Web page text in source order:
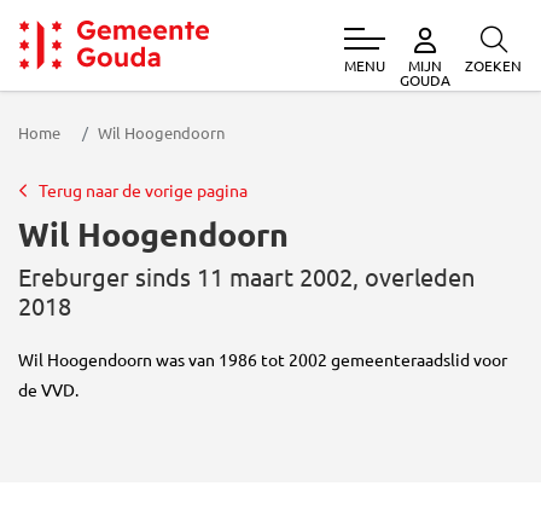
Gemeente Gouda
MENU MIJN
GOUDA
ZOEKEN
Home Wil Hoogendoorn
Terug naar de vorige pagina
Wil Hoogendoorn
Ereburger sinds 11 maart 2002, overleden
2018
Wil Hoogendoorn was van 1986 tot 2002 gemeenteraadslid voor
de VVD.